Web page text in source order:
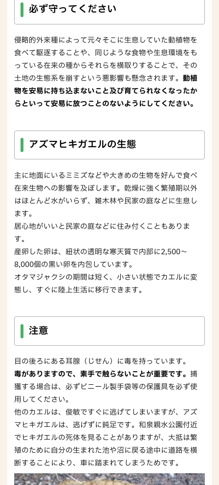
必ず守ってください
侵略的外来種によって元々そこに生息していた動植物を
食べて駆逐することや、同じような食物や生息環境をも
っている在来の種からそれらを横取りすることで、その
土地の生態系を崩すという悪影響も懸念されます。動植
物を安易に持ち込まないこと及び育てられなくなったか
らといって安易に放つことのないようにしてください。
アズマヒキガエルの生態
主に地面にいるミミズなどや大きめの生物を好んで食べ
在来生物への影響を及ぼします。乾燥に強く繁殖期以外
はほとんど水がいらず、雑木林や民家の庭などに生息し
ます。
居心地がいいと民家の庭などに住み付くこともありま
す。
産卵した卵は、紐状の透明な寒天質で内部に2,500～
8,000個の黒い卵を内包しています。
オタマジャクシの期間は短く、小さい状態でカエルに変
態し、すぐに陸上生活に移行できます。
注意
目の後ろにある耳腺（じせん）に毒を持っています。
毒がありますので、素手で触らないことが重要です。捕
獲する場合は、必ずビニール製手袋等の保護具を必ず使
用してください。
他のカエルは、俊敏ですぐに逃げてしまいますが、アズ
マヒキガエルは、逃げずに鈍足です。和泉親水公園付近
でヒキガエルの死体を見ることがありますが、大抵は繁
殖のために自分の生まれた池や沼に戻る途中に道路を横
断することにより、車に踏まれてしまうためです。